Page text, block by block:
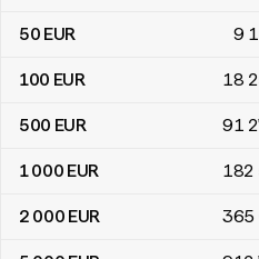
50 EUR 9
100 EUR 18
500 EUR 91
1 000 EUR 182
2 000 EUR 365